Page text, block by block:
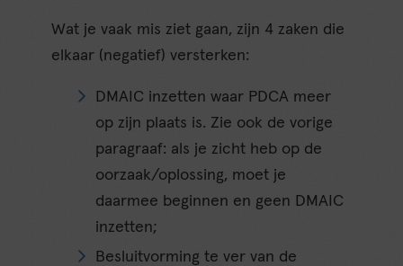
Wat je vaak mis ziet gaan, zijn 4 zaken die
elkaar (negatief) versterken:
DMAIC inzetten waar PDCA meer
op zijn plaats is. Zie ook de vorige
paragraaf: als je zicht heb op de
oorzaak/oplossing, moet je
daarmee beginnen en geen DMAIC
inzetten;
Besluitvorming te ver van de